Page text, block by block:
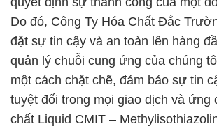
Do đó, Công Ty Hóa Chất Đắc
đặt sự tin cậy và an toàn lên hàng
quản lý chuỗi cung ứng của chúng
một cách chặt chẽ, đảm bảo sự tin
tuyệt đối trong mọi giao dịch và ứng
chất Liquid CMIT –